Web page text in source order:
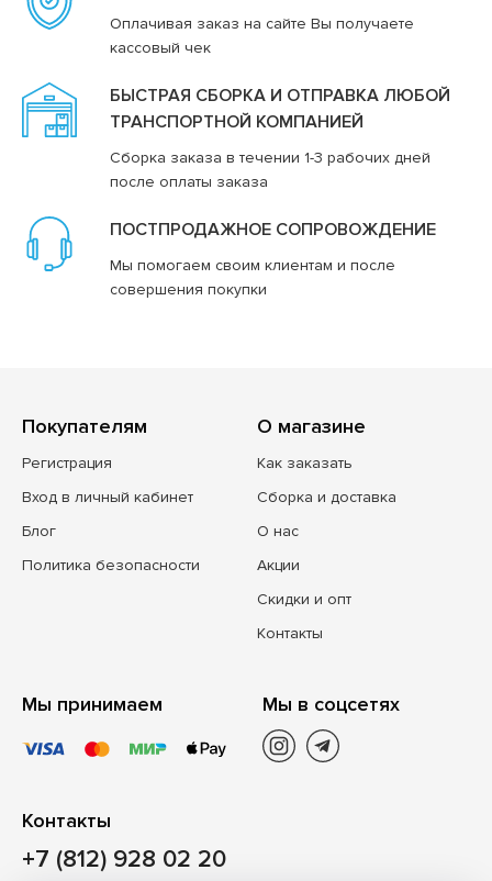
Оплачивая заказ на сайте Вы получаете
кассовый чек
БЫСТРАЯ СБОРКА И ОТПРАВКА ЛЮБОЙ
ТРАНСПОРТНОЙ КОМПАНИЕЙ
Сборка заказа в течении 1-3 рабочих дней
после оплаты заказа
ПОСТПРОДАЖНОЕ СОПРОВОЖДЕНИЕ
Мы помогаем своим клиентам и после
совершения покупки
Покупателям
Регистрация
Вход в личный кабинет
Блог
Политика безопасности
О магазине
Как заказать
Сборка и доставка
О нас
Акции
Скидки и опт
Контакты
Мы принимаем Мы в соцсетях
Контакты
+7 (812) 928 02 20